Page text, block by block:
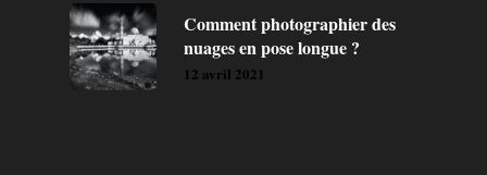
Comment photographier des
nuages en pose longue ?
12 avril 2021